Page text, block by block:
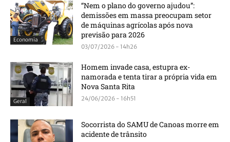
Economia
“Nem o plano do governo ajudou”:
demissões em massa preocupam setor
de máquinas agrícolas após nova
previsão para 2026
03/07/2026 - 14h26
Geral
Homem invade casa, estupra ex-
namorada e tenta tirar a própria vida em
Nova Santa Rita
24/06/2026 - 16h51
Socorrista do SAMU de Canoas morre em
acidente de trânsito